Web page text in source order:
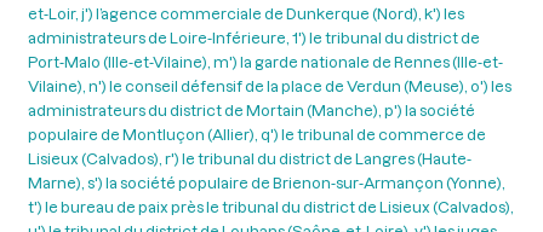
et-Loir, j') l’agence commerciale de Dunkerque (Nord), k') les
administrateurs de Loire-Inférieure, 1') le tribunal du district de
Port-Malo (Ille-et-Vilaine), m') la garde nationale de Rennes (Ille-et-
Vilaine), n') le conseil défensif de la place de Verdun (Meuse), o') les
administrateurs du district de Mortain (Manche), p') la société
populaire de Montluçon (Allier), q') le tribunal de commerce de
Lisieux (Calvados), r') le tribunal du district de Langres (Haute-
Marne), s') la société populaire de Brienon-sur-Armançon (Yonne),
t') le bureau de paix près le tribunal du district de Lisieux (Calvados),